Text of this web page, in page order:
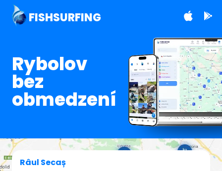
FISHSURFING
Rybolov
bez
obmedzení
Râul Secaș